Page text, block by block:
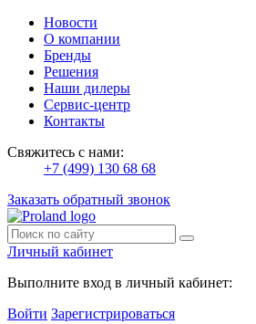
Новости
О компании
Бренды
Решения
Наши дилеры
Сервис-центр
Контакты
Свяжитесь с нами:
+7 (499) 130 68 68
Заказать обратный звонок
Личный кабинет
Выполните вход в личный кабинет:
Войти Зарегистрироваться